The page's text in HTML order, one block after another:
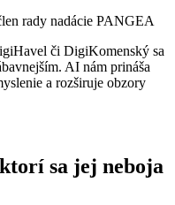
rady nadácie PANGEA
či DigiKomenský sa
AI nám prináša
a rozširuje obzory
sa jej neboja